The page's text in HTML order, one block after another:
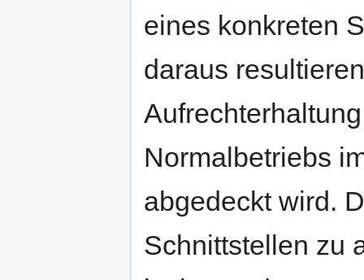
eines konkreten
daraus
Normalbetriebs
abgedeckt wird.
Schnittstellen zu